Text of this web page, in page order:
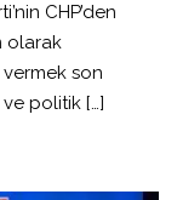
CHP’den
olarak
vermek son
politik […]